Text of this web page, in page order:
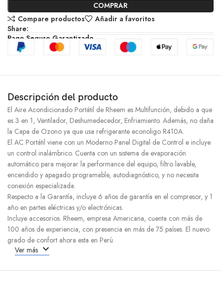
COMPRAR
Compare productos
Añadir a favoritos
Share:
Pago Seguro Garantizado
Descripción del producto
El Aire Acondicionado Portátil de Rheem es Multifunción, debido a que
es 3 en 1, Ventilador, Deshumedecedor, Enfriamiento. Además, no daña
la Capa de Ozono ya que usa refrigerante econoligo R410A.
El AC Portátil viene con un Moderno Panel Digital de Control e incluye
un control inalámbrico. Cuenta con un sistema de evaporación
automático para mejorar la performance del equipo, filtro lavable,
encendido y apagado programable, autodiagnóstico, y no necesita
conexión especializada.
Respecto a la Garantía, incluye 6 años de garantía en el compresor, y 1
año en partes eléctricas y/o electrónicas.
Incluye accesorios. Rheem, empresa Americana, cuenta con más de
100 años de experiencia, con presencia en más de 75 países. El nuevo
grado de confort ahora esta en Perú.
Ver más